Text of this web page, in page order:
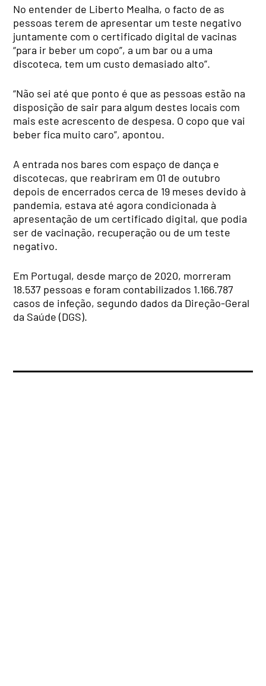
No entender de Liberto Mealha, o facto de as
pessoas terem de apresentar um teste negativo
juntamente com o certificado digital de vacinas
“para ir beber um copo”, a um bar ou a uma
discoteca, tem um custo demasiado alto”.
“Não sei até que ponto é que as pessoas estão na
disposição de sair para algum destes locais com
mais este acrescento de despesa. O copo que vai
beber fica muito caro”, apontou.
A entrada nos bares com espaço de dança e
discotecas, que reabriram em 01 de outubro
depois de encerrados cerca de 19 meses devido à
pandemia, estava até agora condicionada à
apresentação de um certificado digital, que podia
ser de vacinação, recuperação ou de um teste
negativo.
Em Portugal, desde março de 2020, morreram
18.537 pessoas e foram contabilizados 1.166.787
casos de infeção, segundo dados da Direção-Geral
da Saúde (DGS).